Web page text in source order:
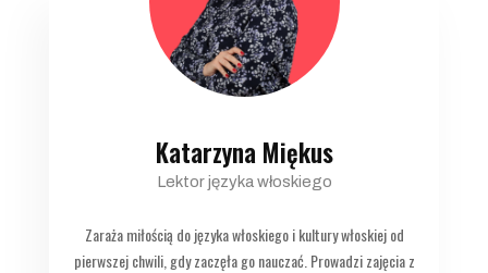
Katarzyna Miękus
Lektor języka włoskiego
Zaraża miłością do języka włoskiego i kultury włoskiej od
pierwszej chwili, gdy zaczęła go nauczać. Prowadzi zajęcia z